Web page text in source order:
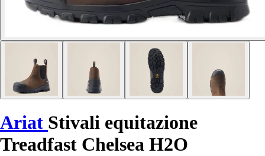
Ariat Stivali equitazione
Treadfast Chelsea H2O